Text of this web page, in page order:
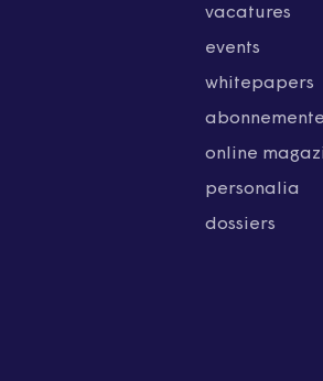
vacatures
events
whitepapers
online
personalia
dossiers